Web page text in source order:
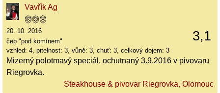
Vavřík Ag
3,1
20. 10. 2016
čep "pod komínem"
vzhled: 4, pitelnost: 3, vůně: 3, chuť: 3, celkový dojem: 3
Mizerný polotmavý speciál, ochutnaný 3.9.2016 v pivovaru
Riegrovka.
Steakhouse & pivovar Riegrovka, Olomouc